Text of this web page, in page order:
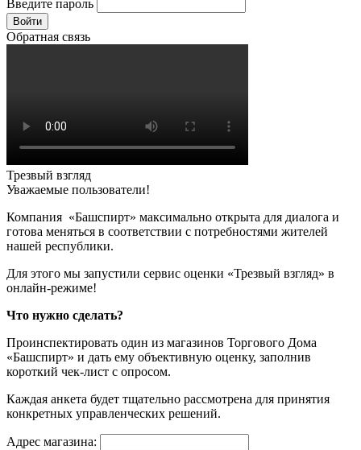
Введите пароль
Войти
Обратная связь
Трезвый взгляд
Уважаемые пользователи!
Компания «Башспирт» максимально открыта для диалога и
готова меняться в соответствии с потребностями жителей
нашей республики.
Для этого мы запустили сервис оценки «Трезвый взгляд» в
онлайн-режиме!
Что нужно сделать?
Проинспектировать один из магазинов Торгового Дома
«Башспирт» и дать ему объективную оценку, заполнив
короткий чек-лист с опросом.
Каждая анкета будет тщательно рассмотрена для принятия
конкретных управленческих решений.
Адрес магазина: